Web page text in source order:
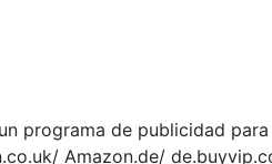
programa de publicidad
Amazon.de/